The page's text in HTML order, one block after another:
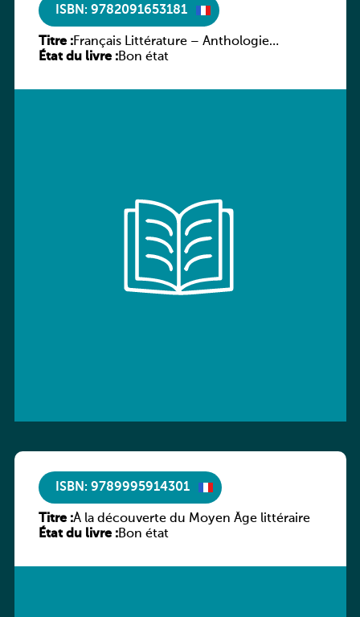
ISBN: 9782091653181
Titre :Français Littérature – Anthologie
chronologique 2de/1re
État du livre :Bon état
ISBN: 9789995914301
Titre :À la découverte du Moyen Âge littéraire
État du livre :Bon état